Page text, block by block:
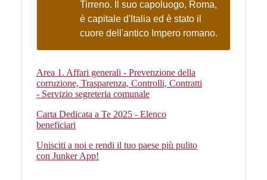
Tirreno. Il suo capoluogo, Roma,
è capitale d'Italia ed è stato il
cuore dell'antico Impero romano.
Area 1. Affari generali - Prevenzione della
corruzione, Trasparenza, Controlli, Contratti
- Servizio segreteria comunale
Carta Dedicata a Te 2025 - Elenco
beneficiari
Unisciti a noi e rendi il tuo paese più pulito
con Junker App!